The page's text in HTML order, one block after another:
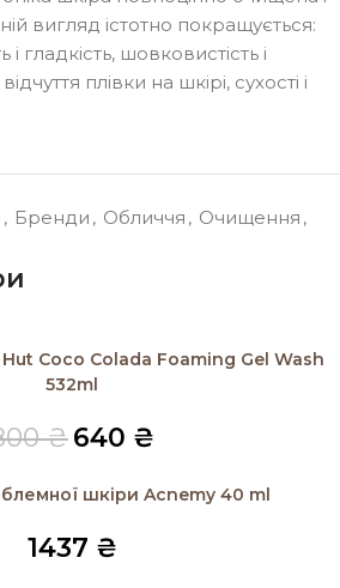
вигляд істотно покращується:
і гладкість, шовковистість і
плівки на шкірі, сухості і
, Бренди , Обличчя , Очищення ,
Coco Colada Foaming Gel Wash
532ml
₴640 ₴
шкіри Acnemy 40 ml
1437 ₴